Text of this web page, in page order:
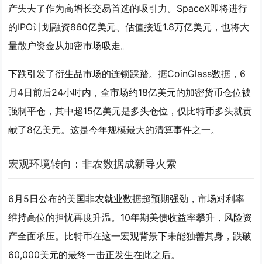
产失去了作为高增长交易首选的吸引力。SpaceX即将进行
的IPO计划融资860亿美元、估值接近1.8万亿美元，也将大
量散户资金从加密市场吸走。
下跌引发了衍生品市场的连锁踩踏。据CoinGlass数据，6
月4日前后24小时内，全市场约18亿美元的加密货币仓位被
强制平仓，其中超15亿美元是多头仓位，仅比特币多头就贡
献了8亿美元。这是今年规模最大的清算事件之一。
宏观环境转向：非农数据成新导火索
6月5日公布的美国非农就业数据超预期强劲，市场对利率
维持高位的担忧再度升温。10年期美债收益率攀升，风险资
产全面承压。比特币在这一宏观背景下未能独善其身，跌破
60,000美元的最终一击正发生在此之后。